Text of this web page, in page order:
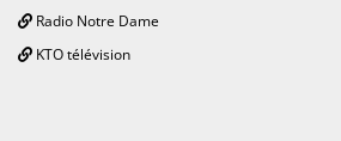
Radio Notre Dame
KTO télévision